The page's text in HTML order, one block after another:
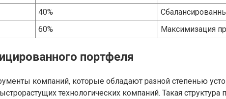
40%
60% Максимизация
портфеля
компаний, которые обладают разной степенью
технологических компаний. Такая